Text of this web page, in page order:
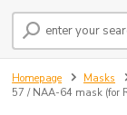
Homepage Masks
57 / NAA-64 mask (for